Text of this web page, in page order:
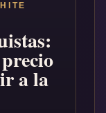
a la